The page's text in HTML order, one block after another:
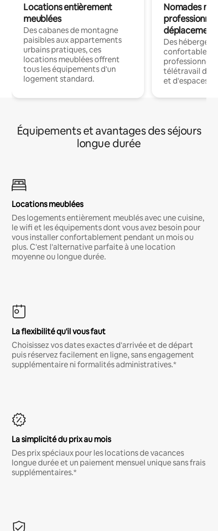
Locations entièrement
meublées
Des cabanes de montagne
paisibles aux appartements
urbains pratiques, ces
locations meublées offrent
tous les équipements d'un
logement standard.
Nomades
déplacement
Des
confortables
professionnels
télétravail
et d'espaces
Équipements et avantages des séjours
longue durée
Locations meublées
Des logements entièrement meublés avec une cuisine,
le wifi et les équipements dont vous avez besoin pour
vous installer confortablement pendant un mois ou
plus. C'est l'alternative parfaite à une location
moyenne ou longue durée.
La flexibilité qu'il vous faut
Choisissez vos dates exactes d'arrivée et de départ
puis réservez facilement en ligne, sans engagement
supplémentaire ni formalités administratives.*
La simplicité du prix au mois
Des prix spéciaux pour les locations de vacances
longue durée et un paiement mensuel unique sans frais
supplémentaires.*